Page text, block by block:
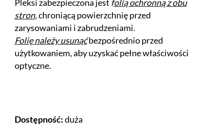
Pleksi zabezpieczona jest folią ochronną z obu
stron, chroniącą powierzchnię przed
zarysowaniami i zabrudzeniami.
Folię należy usunąćbezpośrednio przed
użytkowaniem, aby uzyskać pełne właściwości
optyczne.
Dostępność:duża